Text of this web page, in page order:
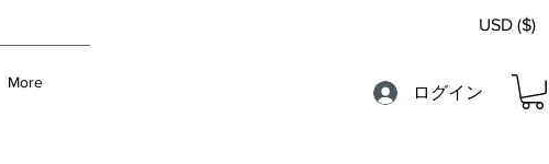
More
USD ($)
ログイン